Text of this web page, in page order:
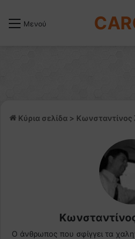
Μενού
Κύρια σελίδα > Κωνσταντίνος
Ο άνθρωπος που σφίγγει τα